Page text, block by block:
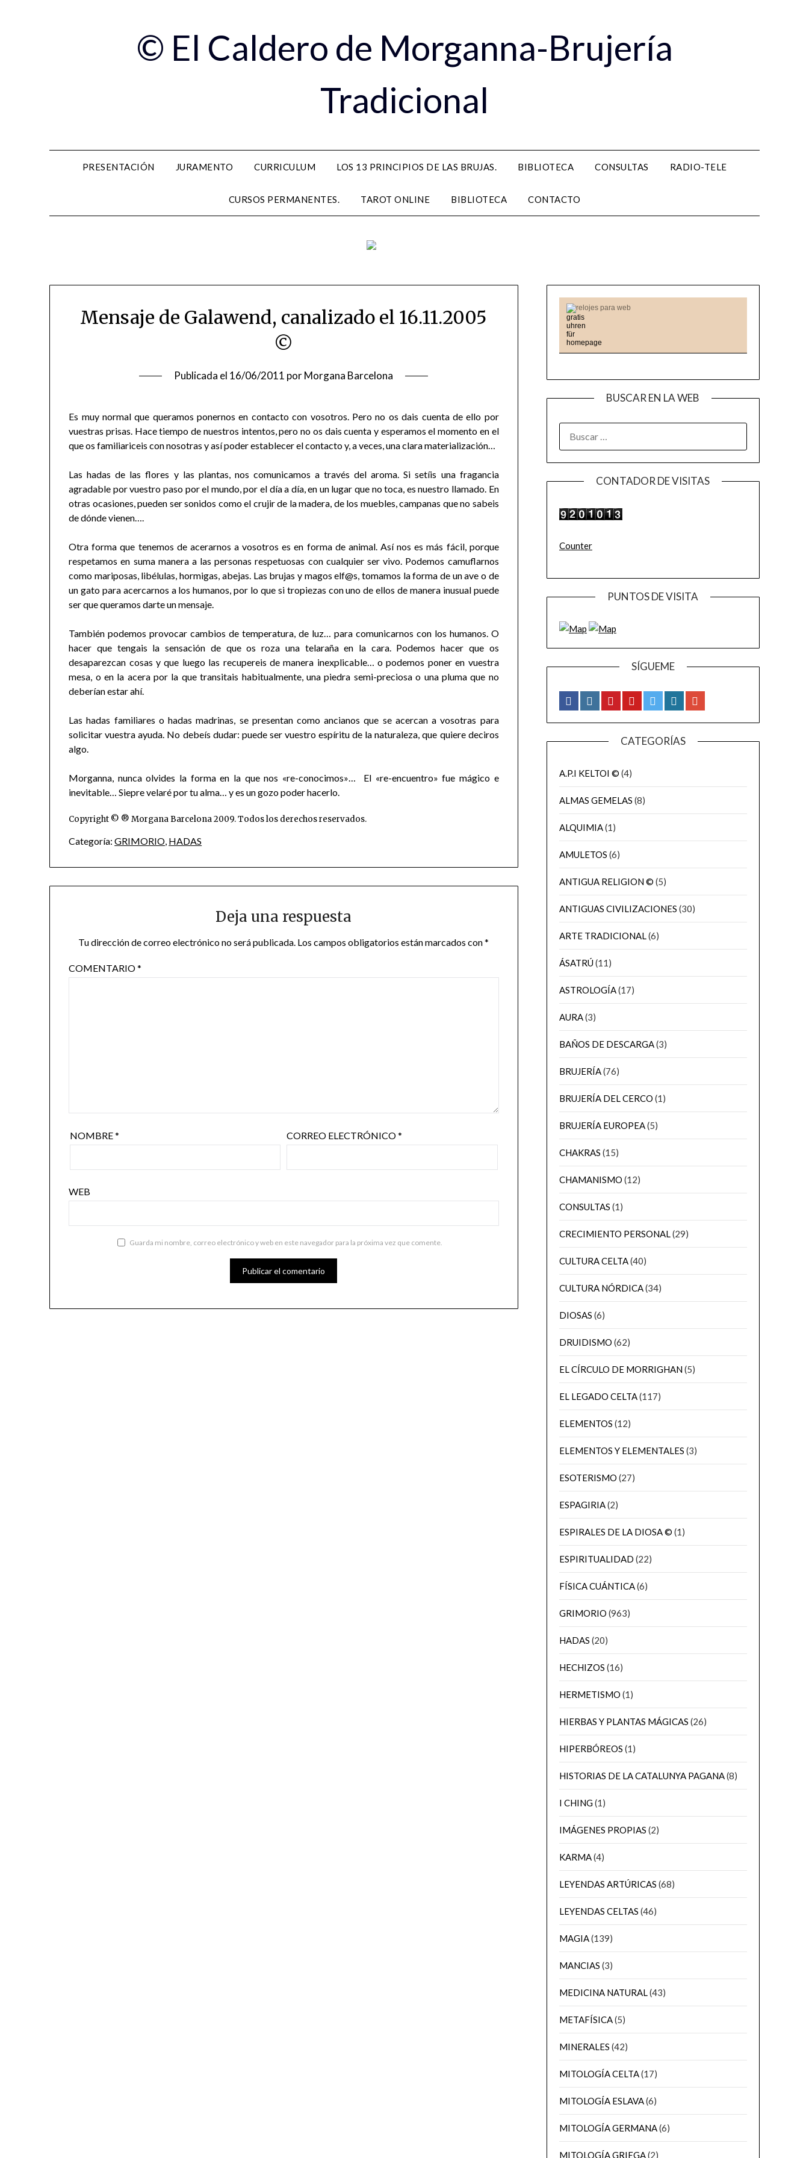
© El Caldero de Morganna-Brujería
Tradicional
PRESENTACIÓN JURAMENTO CURRICULUM LOS 13 PRINCIPIOS DE LAS BRUJAS. BIBLIOTECA CONSULTAS RADIO-TELE
CURSOS PERMANENTES. TAROT ONLINE BIBLIOTECA CONTACTO
Mensaje de Galawend, canalizado el 16.11.2005
©
Publicada el 16/06/2011 porMorgana Barcelona
Es muy normal que queramos ponernos en contacto con vosotros. Pero no os dais cuenta de ello por
vuestras prisas. Hace tiempo de nuestros intentos, pero no os dais cuenta y esperamos el momento en el
que os familiariceis con nosotras y así poder establecer el contacto y, a veces, una clara materialización…
Las hadas de las flores y las plantas, nos comunicamos a través del aroma. Si setíis una fragancia
agradable por vuestro paso por el mundo, por el día a día, en un lugar que no toca, es nuestro llamado. En
otras ocasiones, pueden ser sonidos como el crujir de la madera, de los muebles, campanas que no sabeis
de dónde vienen….
Otra forma que tenemos de acerarnos a vosotros es en forma de animal. Así nos es más fácil, porque
respetamos en suma manera a las personas respetuosas con cualquier ser vivo. Podemos camuflarnos
como mariposas, libélulas, hormigas, abejas. Las brujas y magos elf@s, tomamos la forma de un ave o de
un gato para acercarnos a los humanos, por lo que si tropiezas con uno de ellos de manera inusual puede
ser que queramos darte un mensaje.
También podemos provocar cambios de temperatura, de luz… para comunicarnos con los humanos. O
hacer que tengais la sensación de que os roza una telaraña en la cara. Podemos hacer que os
desaparezcan cosas y que luego las recupereis de manera inexplicable… o podemos poner en vuestra
mesa, o en la acera por la que transitais habitualmente, una piedra semi-preciosa o una pluma que no
deberían estar ahí.
Las hadas familiares o hadas madrinas, se presentan como ancianos que se acercan a vosotras para
solicitar vuestra ayuda. No debeís dudar: puede ser vuestro espíritu de la naturaleza, que quiere deciros
algo.
Morganna, nunca olvides la forma en la que nos «re-conocimos»… El «re-encuentro» fue mágico e
inevitable… Siepre velaré por tu alma… y es un gozo poder hacerlo.
Copyright © ® Morgana Barcelona 2009. Todos los derechos reservados.
Categoría: GRIMORIO, HADAS
Deja una respuesta
Tu dirección de correo electrónico no será publicada. Los campos obligatorios están marcados con*
COMENTARIO*
NOMBRE* CORREO ELECTRÓNICO*
WEB
Guarda mi nombre, correo electrónico y web en este navegador para la próxima vez que comente.
relojes para web
BUSCAR EN LA WEB
CONTADOR DE VISITAS
Counter
PUNTOS DE VISITA
SÍGUEME
CATEGORÍAS
A.P.I KELTOI © (4)
ALMAS GEMELAS (8)
ALQUIMIA(1)
AMULETOS (6)
ANTIGUA RELIGION © (5)
ANTIGUAS CIVILIZACIONES (30)
ARTE TRADICIONAL(6)
ÁSATRÚ(11)
ASTROLOGÍA(17)
AURA(3)
BAÑOS DE DESCARGA(3)
BRUJERÍA(76)
BRUJERÍA DEL CERCO (1)
BRUJERÍA EUROPEA(5)
CHAKRAS (15)
CHAMANISMO (12)
CONSULTAS (1)
CRECIMIENTO PERSONAL(29)
CULTURA CELTA(40)
CULTURA NÓRDICA(34)
DIOSAS (6)
DRUIDISMO (62)
EL CÍRCULO DE MORRIGHAN(5)
EL LEGADO CELTA(117)
ELEMENTOS (12)
ELEMENTOS Y ELEMENTALES (3)
ESOTERISMO (27)
ESPAGIRIA(2)
ESPIRALES DE LA DIOSA © (1)
ESPIRITUALIDAD (22)
FÍSICA CUÁNTICA(6)
GRIMORIO (963)
HADAS (20)
HECHIZOS (16)
HERMETISMO (1)
HIERBAS Y PLANTAS MÁGICAS (26)
HIPERBÓREOS (1)
HISTORIAS DE LA CATALUNYA PAGANA(8)
I CHING(1)
IMÁGENES PROPIAS (2)
KARMA(4)
LEYENDAS ARTÚRICAS (68)
LEYENDAS CELTAS (46)
MAGIA(139)
MANCIAS (3)
MEDICINA NATURAL(43)
METAFÍSICA(5)
MINERALES (42)
MITOLOGÍA CELTA(17)
MITOLOGÍA ESLAVA(6)
MITOLOGÍA GERMANA(6)
MITOLOGÍA GRIEGA(2)